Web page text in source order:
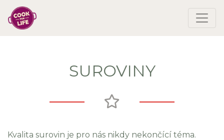
SUROVINY
Kvalita surovin je pro nás nikdy nekončící téma.